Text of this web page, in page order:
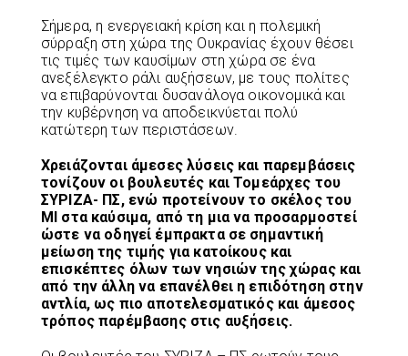
Σήμερα, η ενεργειακή κρίση και η πολεμική
σύρραξη στη χώρα της Ουκρανίας έχουν θέσει
τις τιμές των καυσίμων στη χώρα σε ένα
ανεξέλεγκτο ράλι αυξήσεων, με τους πολίτες
να επιβαρύνονται δυσανάλογα οικονομικά και
την κυβέρνηση να αποδεικνύεται πολύ
κατώτερη των περιστάσεων.
Χρειάζονται άμεσες λύσεις και παρεμβάσεις
τονίζουν οι βουλευτές και Τομεάρχες του
ΣΥΡΙΖΑ- ΠΣ, ενώ προτείνουν το σκέλος του
ΜΙ στα καύσιμα, από τη μια να προσαρμοστεί
ώστε να οδηγεί έμπρακτα σε σημαντική
μείωση της τιμής για κατοίκους και
επισκέπτες όλων των νησιών της χώρας και
από την άλλη να επανέλθει η επιδότηση στην
αντλία, ως πιο αποτελεσματικός και άμεσος
τρόπος παρέμβασης στις αυξήσεις.